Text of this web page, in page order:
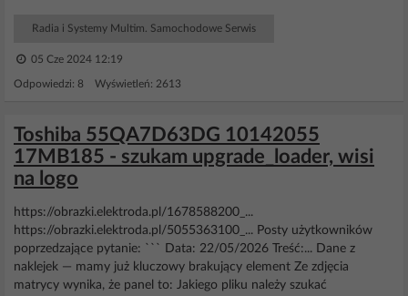
Radia i Systemy Multim. Samochodowe Serwis
05 Cze 2024 12:19
Odpowiedzi: 8 Wyświetleń: 2613
Toshiba 55QA7D63DG 10142055
17MB185 - szukam upgrade_loader, wisi
na logo
https://obrazki.elektroda.pl/1678588200_...
https://obrazki.elektroda.pl/5055363100_... Posty użytkowników
poprzedzające pytanie: ``` Data: 22/05/2026 Treść:... Dane z
naklejek — mamy już kluczowy brakujący element Ze zdjęcia
matrycy wynika, że panel to: Jakiego pliku należy szukać